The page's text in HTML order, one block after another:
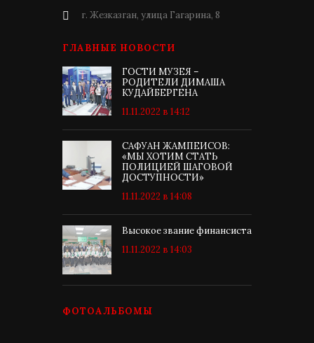
г. Жезказган, улица Гагарина, 8
ГЛАВНЫЕ НОВОСТИ
ГОСТИ МУЗЕЯ –
РОДИТЕЛИ ДИМАША
КУДАЙБЕРГЕНА
11.11.2022 в 14:12
САФУАН ЖАМПЕИСОВ:
«МЫ ХОТИМ СТАТЬ
ПОЛИЦИЕЙ ШАГОВОЙ
ДОСТУПНОСТИ»
11.11.2022 в 14:08
Высокое звание финансиста
11.11.2022 в 14:03
ФОТОАЛЬБОМЫ